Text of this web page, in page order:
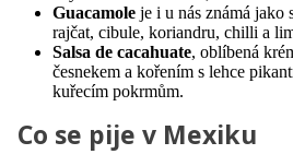
Guacamole je i u nás známá jako
rajčat, cibule, koriandru, chilli a
Salsa de cacahuate, oblíbená
česnekem a kořením s lehce
kuřecím pokrmům.
Co se pije v Mexiku